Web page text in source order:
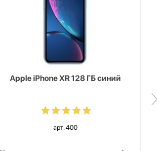
Apple iPhone XR 128 ГБ синий
арт. 400